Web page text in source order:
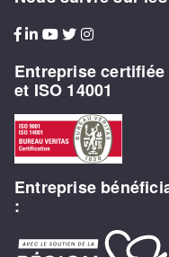
Entreprise certifiée
et ISO 14001
Entreprise
: